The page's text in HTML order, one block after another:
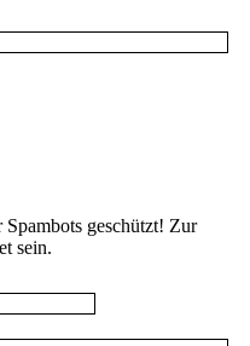
geschützt! Zur
sein.